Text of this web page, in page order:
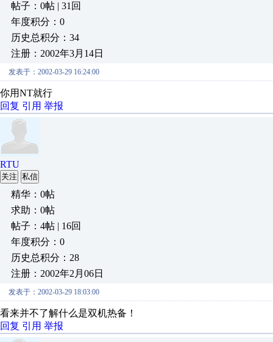
帖子：0帖 | 31回
年度积分：0
历史总积分：34
注册：2002年3月14日
发表于：2002-03-29 16:24:00
你用NT就行
回复 引用 举报
RTU
关注 私信
精华：0帖
求助：0帖
帖子：4帖 | 16回
年度积分：0
历史总积分：28
注册：2002年2月06日
发表于：2002-03-29 18:03:00
看来并不了解什么是双机热备！
回复 引用 举报